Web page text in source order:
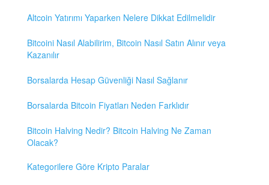
Altcoin Yatırımı Yaparken Nelere Dikkat Edilmelidir
Bitcoini Nasıl Alabilirim, Bitcoin Nasıl Satın Alınır veya
Kazanılır
Borsalarda Hesap Güvenliği Nasıl Sağlanır
Borsalarda Bitcoin Fiyatları Neden Farklıdır
Bitcoin Halving Nedir? Bitcoin Halving Ne Zaman
Olacak?
Kategorilere Göre Kripto Paralar